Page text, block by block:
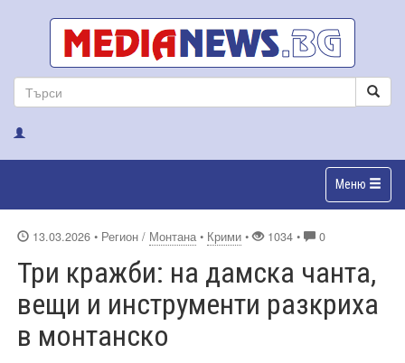
Меню
13.03.2026 • Регион / Монтана • Крими • 1034 • 0
Три кражби: на дамска чанта,
вещи и инструменти разкриха
в монтанско